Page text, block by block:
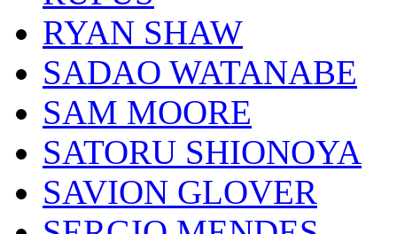
RYAN SHAW
SADAO WATANABE
SAM MOORE
SATORU SHIONOYA
SAVION GLOVER